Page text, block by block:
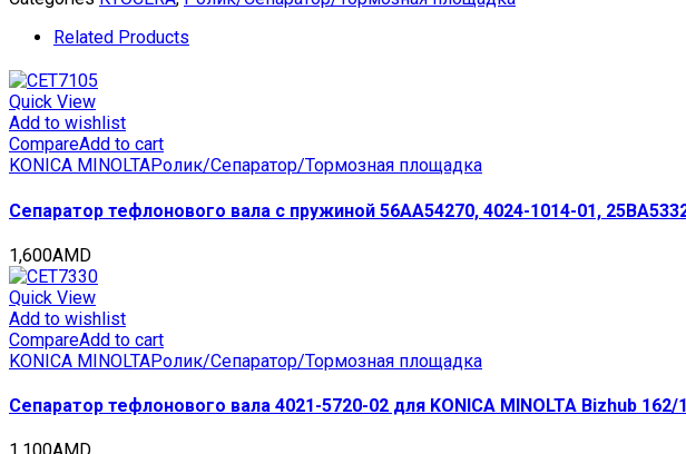
2F909171
KYOCERA
FS-
2000D/3900DN/4000DN/3920DN/4020DN
(CET),
CET341020PT,
quantity
Related Products
Quick View
Add to wishlist
CompareAdd to cart
KONICA MINOLTAРолик/Сепаратор/Тормозная площадка
Сепаратор тефлонового вала с пружиной 56AA54270, 4024-1014-01,
1,600AMD
Quick View
Add to wishlist
CompareAdd to cart
KONICA MINOLTAРолик/Сепаратор/Тормозная площадка
Сепаратор тефлонового вала 4021-5720-02 для KONICA MINOLTA Bizhub